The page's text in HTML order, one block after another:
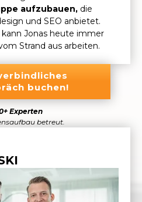
aufzubauen, die
und SEO anbietet.
Jonas heute immer
Strand aus arbeiten.
buchen!
Experten
betreut.